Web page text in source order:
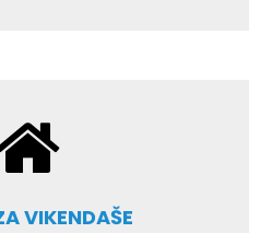
VIKENDAŠE